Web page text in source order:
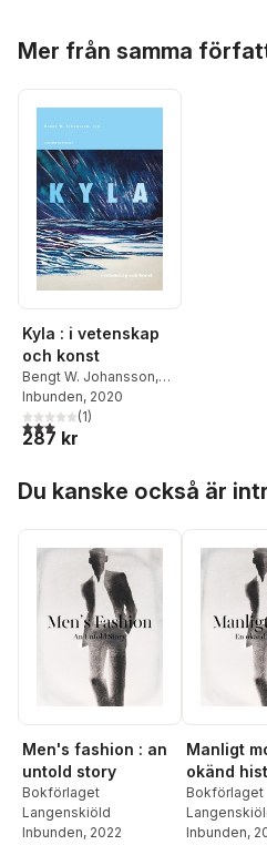
Mer från samma
Kyla : i vetenskap
och konst
Bengt W. Johansson,
Torbjörn Messner
O. Mattsson
Brändström
Fagerström,Sixten
Inbunden, 2020
3,0utav 5 stjärnor. Totalt antal röster:
(1)
287 kr
Du kanske också är
Men's fashion : an
untold story
Bokförlaget
Langenskiöld
Inbunden, 2022
Manligt
okänd
Bokförlaget
Inbunden,